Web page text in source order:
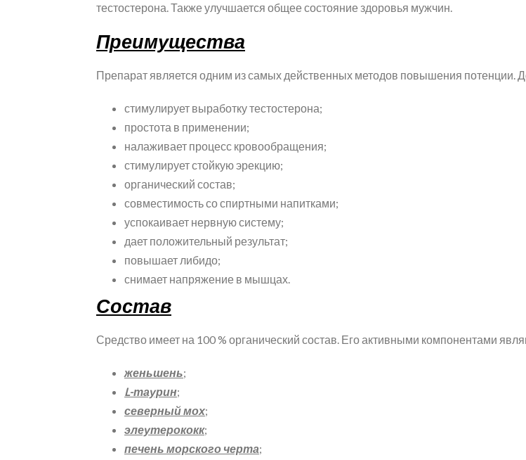
тестостерона. Также улучшается общее состояние здоровья мужчин.
Преимущества
Препарат является одним из самых действенных методов повышения потенции.
стимулирует выработку тестостерона;
простота в применении;
налаживает процесс кровообращения;
стимулирует стойкую эрекцию;
органический состав;
совместимость со спиртными напитками;
успокаивает нервную систему;
дает положительный результат;
повышает либидо;
снимает напряжение в мышцах.
Состав
Средство имеет на 100 % органический состав. Его активными компонентами
женьшень;
L-таурин;
северный мох;
элеутерококк;
печень морского черта;